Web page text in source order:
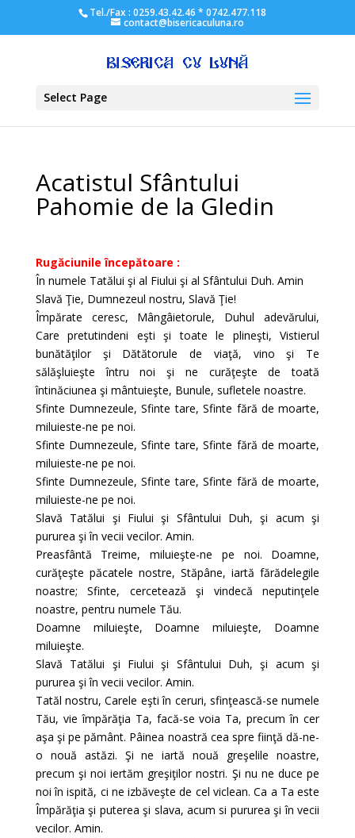
Tel./Fax : 0259.43.42.46 * 0742.477.118
contact@bisericaculuna.ro
Select Page
Acatistul Sfântului
Pahomie de la Gledin
Rugăciunile începătoare :
În numele Tatălui şi al Fiului şi al Sfântului Duh. Amin
Slavă Ţie, Dumnezeul nostru, Slavă Ţie!
Împărate ceresc, Mângâietorule, Duhul adevărului,
Care pretutindeni eşti şi toate le plineşti, Vistierul
bunătăţilor şi Dătătorule de viaţă, vino şi Te
sălăşluieşte întru noi şi ne curăţeşte de toată
întinăciunea şi mântuieşte, Bunule, sufletele noastre.
Sfinte Dumnezeule, Sfinte tare, Sfinte fără de moarte,
miluieste-ne pe noi.
Sfinte Dumnezeule, Sfinte tare, Sfinte fără de moarte,
miluieste-ne pe noi.
Sfinte Dumnezeule, Sfinte tare, Sfinte fără de moarte,
miluieste-ne pe noi.
Slavă Tatălui şi Fiului şi Sfântului Duh, şi acum şi
pururea şi în vecii vecilor. Amin.
Preasfântă Treime, miluieşte-ne pe noi. Doamne,
curăţeşte păcatele nostre, Stăpâne, iartă fărădelegile
noastre; Sfinte, cercetează şi vindecă neputinţele
noastre, pentru numele Tău.
Doamne miluieşte, Doamne miluieşte, Doamne
miluieşte.
Slavă Tatălui şi Fiului şi Sfântului Duh, şi acum şi
pururea şi în vecii vecilor. Amin.
Tatăl nostru, Carele eşti în ceruri, sfinţească-se numele
Tău, vie împărăţia Ta, facă-se voia Ta, precum în cer
aşa şi pe pământ. Pâinea noastră cea spre fiinţă dă-ne-
o nouă astăzi. Şi ne iartă nouă greşelile noastre,
precum şi noi iertăm greşiţilor nostri. Şi nu ne duce pe
noi în ispită, ci ne izbăveşte de cel viclean. Ca a Ta este
Împărăţia şi puterea şi slava, acum si pururea şi în vecii
vecilor. Amin.